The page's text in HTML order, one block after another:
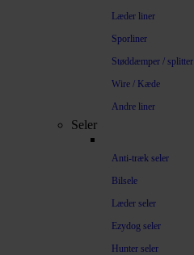
Læder liner
Sporliner
Støddæmper / splitter
Wire / Kæde
Andre liner
Seler
Anti-træk seler
Bilsele
Læder seler
Ezydog seler
Hunter seler